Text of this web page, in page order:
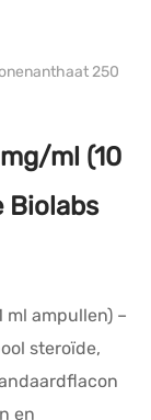
250
ml (10
Biolabs
ml ampullen) –
steroïde,
en